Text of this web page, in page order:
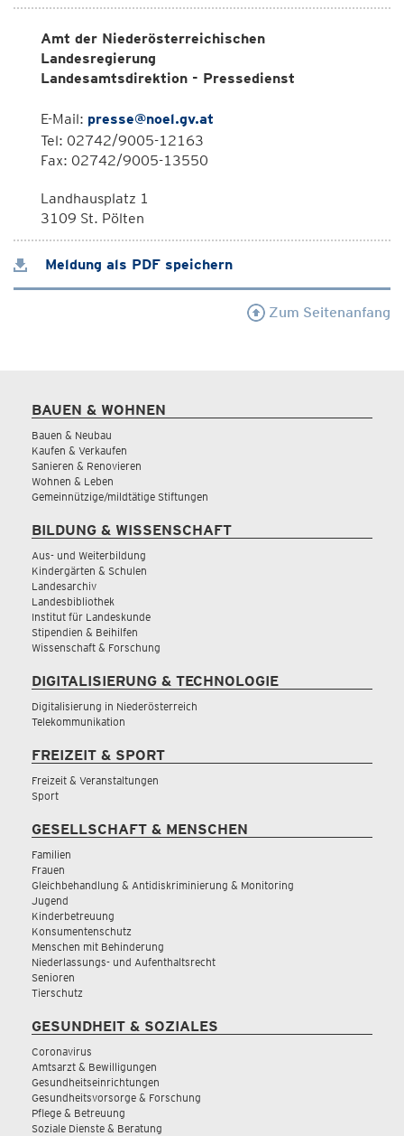
Amt der Niederösterreichischen
Landesregierung
Landesamtsdirektion - Pressedienst
E-Mail: presse@noel.gv.at
Tel: 02742/9005-12163
Fax: 02742/9005-13550
Landhausplatz 1
3109 St. Pölten
Meldung als PDF speichern
Zum Seitenanfang
BAUEN & WOHNEN
Bauen & Neubau
Kaufen & Verkaufen
Sanieren & Renovieren
Wohnen & Leben
Gemeinnützige/mildtätige Stiftungen
BILDUNG & WISSENSCHAFT
Aus- und Weiterbildung
Kindergärten & Schulen
Landesarchiv
Landesbibliothek
Institut für Landeskunde
Stipendien & Beihilfen
Wissenschaft & Forschung
DIGITALISIERUNG & TECHNOLOGIE
Digitalisierung in Niederösterreich
Telekommunikation
FREIZEIT & SPORT
Freizeit & Veranstaltungen
Sport
GESELLSCHAFT & MENSCHEN
Familien
Frauen
Gleichbehandlung & Antidiskriminierung & Monitoring
Jugend
Kinderbetreuung
Konsumentenschutz
Menschen mit Behinderung
Niederlassungs- und Aufenthaltsrecht
Senioren
Tierschutz
GESUNDHEIT & SOZIALES
Coronavirus
Amtsarzt & Bewilligungen
Gesundheitseinrichtungen
Gesundheitsvorsorge & Forschung
Pflege & Betreuung
Soziale Dienste & Beratung